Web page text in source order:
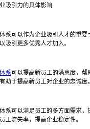
吸引力的具体影响
系可以作为企业吸引人才的重
吸引更多优秀人才加入。
系可以提高新员工的满意度，帮
助于提高新员工对企业的忠诚度。
系可以满足员工的多方面需求，
工流失率，提高企业稳定性。